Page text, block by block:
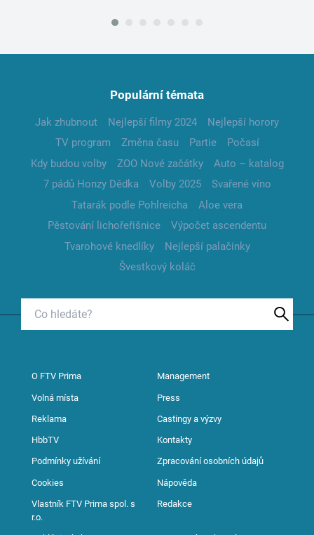
Populární témata
Jak zhubnout Nejlepší filmy 2024
Nejlepší horory
TV program
Změna času Partie
Počasí
Kdy budou volby
ZOO Nové začátky
Auto – katalog
7 pádů Honzy Dědka
Volby 2025
Svařené víno
Tatarák podle Pohlreicha
Aloe vera
Pěstování lichořeřišnice
Výpočet ascendentu
Tvarohové knedlíky
Nejlepší palačinky
Švestkový koláč
O FTV Prima Management
Volná místa Press
Reklama Castingy a výzvy
HbbTV Kontakty
Podmínky užívání Zpracování osobních údajů
Cookies Nápověda
Vlastník FTV Prima spol. s
r.o.
Redakce